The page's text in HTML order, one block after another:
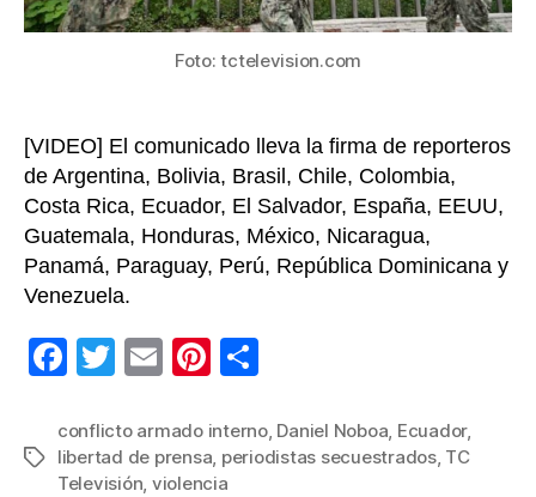
en
Foto: tctelevision.com
[VIDEO] El comunicado lleva la firma de reporteros
de Argentina, Bolivia, Brasil, Chile, Colombia,
Costa Rica, Ecuador, El Salvador, España, EEUU,
Guatemala, Honduras, México, Nicaragua,
Panamá, Paraguay, Perú, República Dominicana y
Venezuela.
F
c
e
T
tt
er
E
ail
Pi
er
e
m
p
Etiquetas
conflicto armado interno, Daniel Noboa, Ecuador,
libertad de prensa, periodistas secuestrados, TC
Televisión, violencia